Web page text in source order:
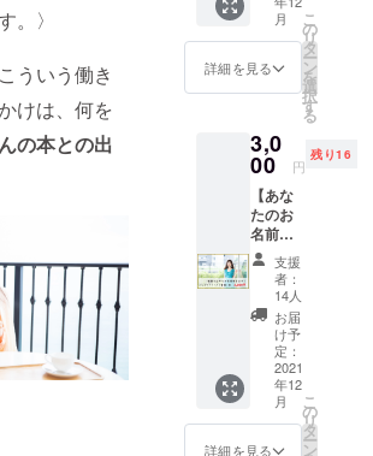
。〉
ういう働き
けは、何を
の本との出
17:30
終了予
ケ
ジュー
る場合
がござ
いま
す。 日
常から
離れ
て、自
然の中
でゆっ
くり自
分と向
き合
う。 半
日リト
リート
容をふ
じあや
の声で
お届
ブック
は家事
しなが
ら移動
中メイ
クしな
がら、
など
「なが
ら聴
き」が
できて
とって
も便
利。
日々、
お忙し
から、
「その
ままの
あなた
で大丈
夫」
も素敵
な１日
にな
る！」
など。
元気が
出る！
ボイス
メッ
セージ
をお届
けしま
す。 ＊
収録音
源は、
メール
でお送
月
詳細を見る
こ
の
リ
タ
ー
ン
を
選
択
す
る
3,0
00 円
残り16
【あな
たのお
名前入
り！ふ
じあや
サイン
付き書
籍1冊】
あなた
のお名
前を入
れた、
サイン
付き書
支援
者：
14人
お届
け予
定：
2021
年12
月
詳細を見る
こ
の
リ
タ
ー
ン